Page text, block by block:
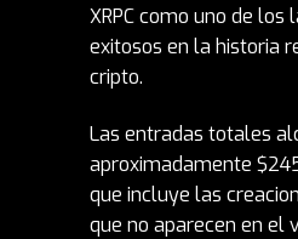
XRPC como uno de
exitosos en la historia
cripto.
Las entradas totales
aproximadamente
que incluye las
que no aparecen en el